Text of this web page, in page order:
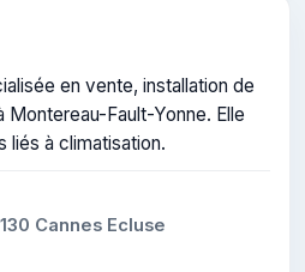
en vente, installation de
Fault-Yonne. Elle
liés à climatisation.
Cannes Ecluse